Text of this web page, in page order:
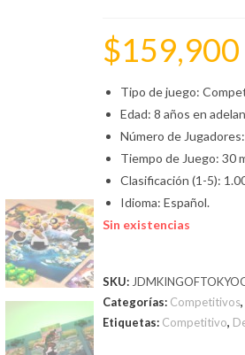
$159,900
Tipo de juego:
Edad: 8 años en
Número de
Tiempo de Juego: 30
Clasificación (1-5):
Idioma: Español.
Sin existencias
SKU:
Categorías: Competitivos,
Etiquetas: Competitivo,